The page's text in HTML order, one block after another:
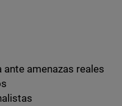
amenazas reales